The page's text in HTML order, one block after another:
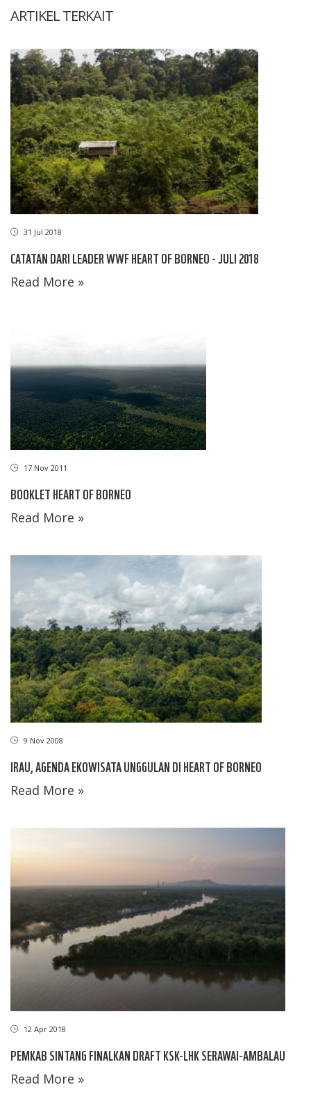
ARTIKEL TERKAIT
31 Jul 2018
CATATAN DARI LEADER WWF HEART OF BORNEO - JULI 2018
Read More »
17 Nov 2011
BOOKLET HEART OF BORNEO
Read More »
9 Nov 2008
IRAU, AGENDA EKOWISATA UNGGULAN DI HEART OF BORNEO
Read More »
12 Apr 2018
PEMKAB SINTANG FINALKAN DRAFT KSK-LHK SERAWAI-AMBALAU
Read More »